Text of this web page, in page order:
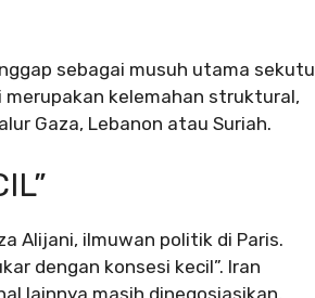
sebagai musuh utama sekutu
merupakan kelemahan struktural,
Gaza, Lebanon atau Suriah.
Alijani, ilmuwan politik di Paris.
dengan konsesi kecil”. Iran
lainnya masih dinegosiasikan,